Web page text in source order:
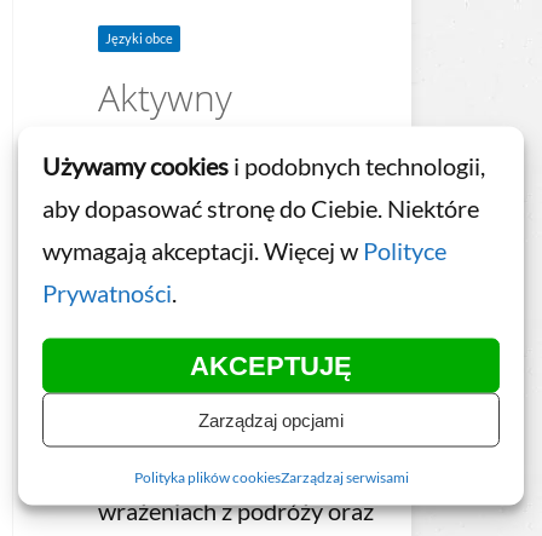
Używamy cookies i podobnych technologii,
aby dopasować stronę do Ciebie. Niektóre
wymagają akceptacji. Więcej w Polityce
Prywatności
AKCEPTUJĘ
Zarządzaj opcjami
Polityka plików cookiesZarządzaj serwisami
Języki obce
Aktywny
Angielski –
Opinie i
Wrażenia
Rozszerzenie kursu
Aktywny Angielski,
podczas którego nauczysz
się jeszcze swobodniej
opowiadać o swoich
wrażeniach z podróży oraz